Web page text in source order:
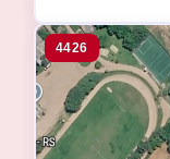
4426